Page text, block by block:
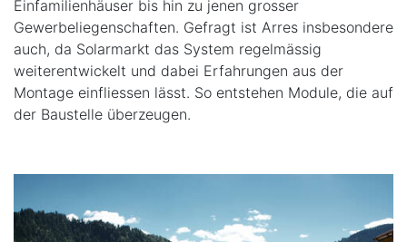
Einfamilienhäuser bis hin zu jenen grosser
Gewerbeliegenschaften. Gefragt ist Arres insbesondere
auch, da Solarmarkt das System regelmässig
weiterentwickelt und dabei Erfahrungen aus der
Montage einfliessen lässt. So entstehen Module, die auf
der Baustelle überzeugen.